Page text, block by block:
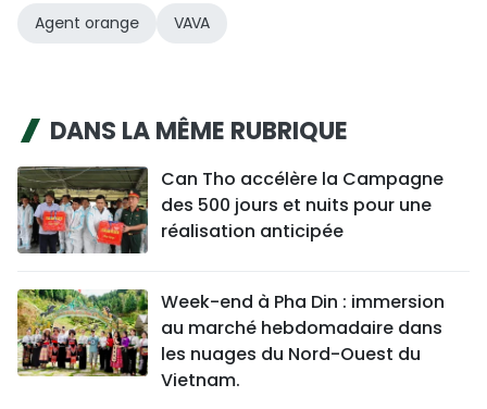
Agent orange VAVA
DANS LA MÊME RUBRIQUE
Can Tho accélère la Campagne
des 500 jours et nuits pour une
réalisation anticipée
Week-end à Pha Din : immersion
au marché hebdomadaire dans
les nuages du Nord-Ouest du
Vietnam.